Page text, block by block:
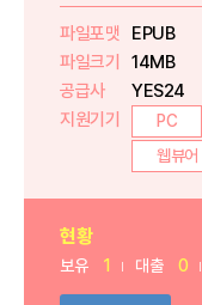
파일포맷
EPUB
파일크기
14MB
공급사
YES24
지원기기
PC
웹뷰어
현황
보유 1 대출 0